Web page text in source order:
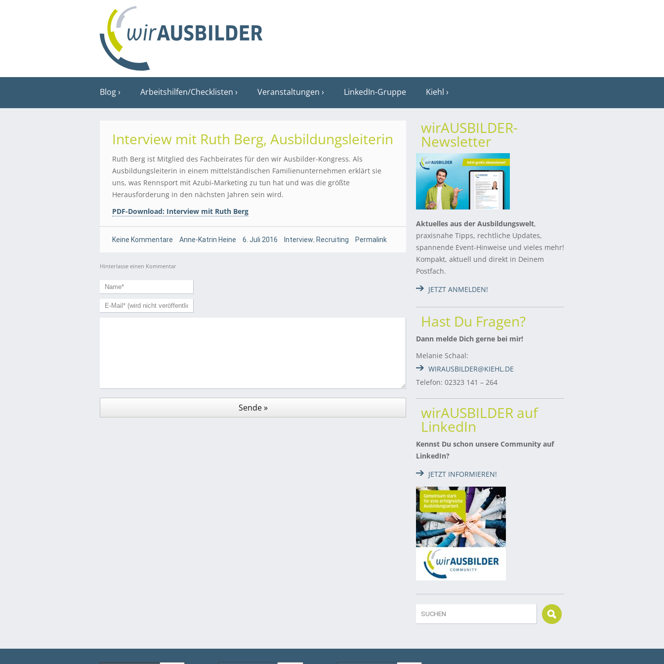
Blog Arbeitshilfen/Checklisten Veranstaltungen LinkedIn-Gruppe Kiehl
Interview mit Ruth Berg, Ausbildungsleiterin
Ruth Berg ist Mitglied des Fachbeirates für den wir Ausbilder-Kongress. Als
Ausbildungsleiterin in einem mittelständischen Familienunternehmen erklärt sie
uns, was Rennsport mit Azubi-Marketing zu tun hat und was die größte
Herausforderung in den nächsten Jahren sein wird.
PDF-Download: Interview mit Ruth Berg
Keine Kommentare Anne-Katrin Heine 6. Juli 2016 Interview, Recruiting Permalink
Hinterlasse einen Kommentar
wirAUSBILDER-
Newsletter
Aktuelles aus der Ausbildungswelt,
praxisnahe Tipps, rechtliche Updates,
spannende Event-Hinweise und vieles mehr!
Kompakt, aktuell und direkt in Deinem
Postfach.
JETZT ANMELDEN!
Hast Du Fragen?
Dann melde Dich gerne bei mir!
Melanie Schaal:
WIRAUSBILDER@KIEHL.DE
Telefon: 02323 141 – 264
wirAUSBILDER auf
LinkedIn
Kennst Du schon unsere Community auf
LinkedIn?
JETZT INFORMIEREN!